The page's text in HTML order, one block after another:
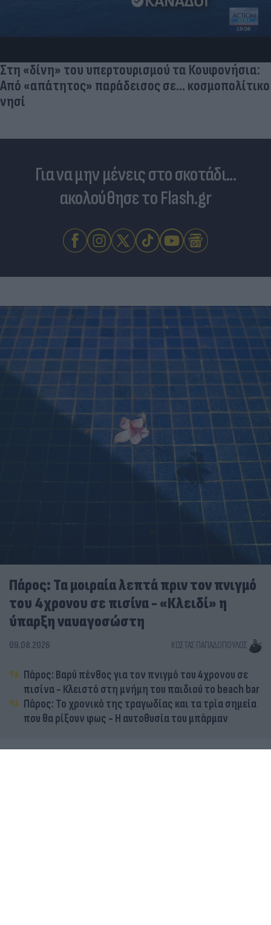
Στη «δίνη» του υπερτουρισμού τα Κουφονήσια:
Από «απάτητος» παράδεισος σε... κοσμοπολίτικο
νησί
Για να μην μένεις στο σκοτάδι...
ακολούθησε το Flash.gr
Πάρος: Τα μοιραία λεπτά πριν τον πνιγμό
του 4χρονου σε πισίνα - «Κλειδί» η
ύπαρξη ναυαγοσώστη
09.08.2026 ΚΏΣΤΑΣ ΠΑΠΑΔΌΠΟΥΛΟΣ
Πάρος: Βαρύ πένθος για τον πνιγμό του 4χρονου σε
πισίνα - Κλειστό στη μνήμη του παιδιού το beach bar
Πάρος: Το χρονικό της τραγωδίας και τα τρία σημεία
που θα ρίξουν φως - Η αυτοθυσία του μπάρμαν